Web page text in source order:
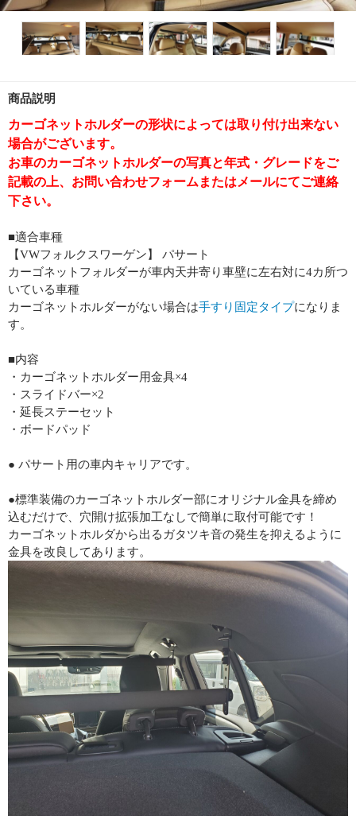
商品説明
カーゴネットホルダーの形状によっては取り付け出来ない
場合がございます。
お車のカーゴネットホルダーの写真と年式・グレードをご
記載の上、お問い合わせフォームまたはメールにてご連絡
下さい。
■適合車種
【VWフォルクスワーゲン】 パサート
カーゴネットフォルダーが車内天井寄り車壁に左右対に4カ所つ
いている車種
カーゴネットホルダーがない場合は手すり固定タイプになりま
す。
■内容
・カーゴネットホルダー用金具×4
・スライドバー×2
・延長ステーセット
・ボードパッド
● パサート用の車内キャリアです。
●標準装備のカーゴネットホルダー部にオリジナル金具を締め
込むだけで、穴開け拡張加工なしで簡単に取付可能です！
カーゴネットホルダから出るガタツキ音の発生を抑えるように
金具を改良してあります。